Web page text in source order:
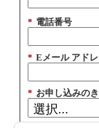
* 電話番号
* Eメール アド
* お申し込みの